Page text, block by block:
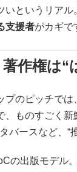
というリアル
支援者がカギで
作権は“
プのピッチで
、ものすごく
バースなど、“
の出版モデル